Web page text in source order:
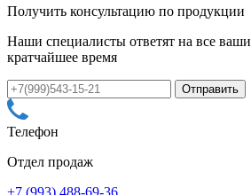
Получить консультацию по продукции
Наши специалисты ответят на все
кратчайшее время
Телефон
Отдел продаж
+7 (993) 488-69-36